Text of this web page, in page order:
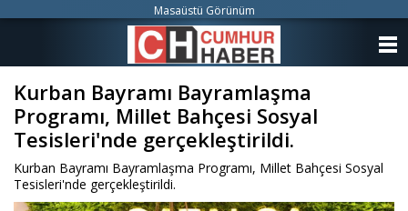
Kurban Bayramı Bayramlaşma
Programı, Millet Bahçesi Sosyal
Tesisleri'nde gerçekleştirildi.
Kurban Bayramı Bayramlaşma Programı, Millet Bahçesi Sosyal
Tesisleri'nde gerçekleştirildi.
Masaüstü Görünüm
YAZARLAR
ANKETLER